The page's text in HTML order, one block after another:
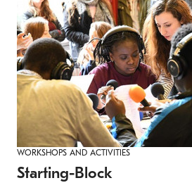
WORKSHOPS AND ACTIVITIES
Starting-Block